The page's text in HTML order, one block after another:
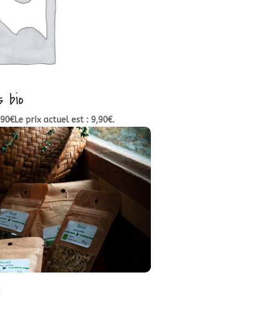
bio
€Le prix actuel est : 9,90€.